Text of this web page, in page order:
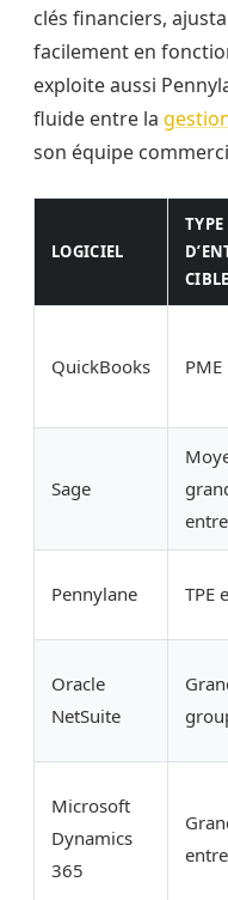
clés financiers,
facilement en
exploite aussi
fluide entre la
son équipe
LOGICIEL
TYPE
CIBLE
QuickBooks PME
Sage
Pennylane TPE
Oracle
NetSuite
Microsoft
Dynamics
365